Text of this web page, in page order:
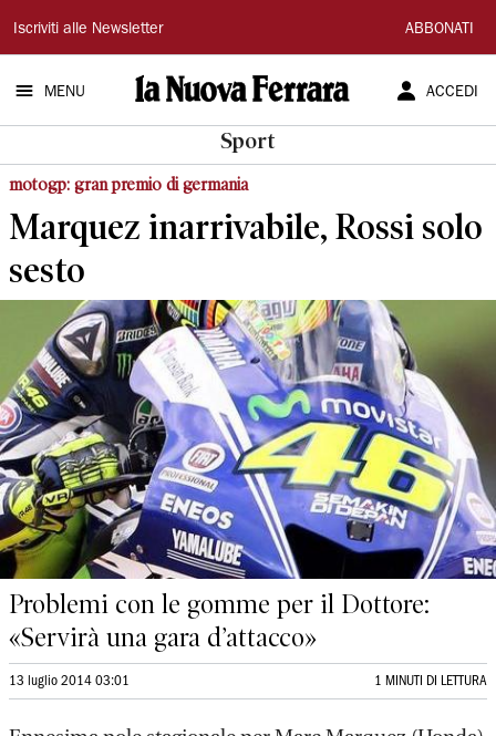
La
Nuova
Ferrara
Iscriviti alle Newsletter ABBONATI
MENU ACCEDI
Sport
motogp: gran premio di germania
Marquez inarrivabile, Rossi solo
sesto
Problemi con le gomme per il Dottore:
«Servirà una gara d’attacco»
13 luglio 2014 03:01 1 MINUTI DI LETTURA